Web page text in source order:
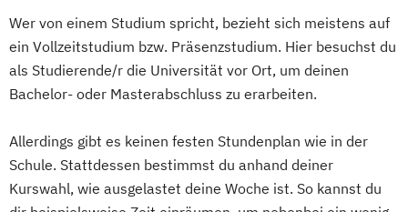
Wer von einem Studium spricht, bezieht sich meistens auf
ein Vollzeitstudium bzw. Präsenzstudium. Hier besuchst du
als Studierende/r die Universität vor Ort, um deinen
Bachelor- oder Masterabschluss zu erarbeiten.
Allerdings gibt es keinen festen Stundenplan wie in der
Schule. Stattdessen bestimmst du anhand deiner
Kurswahl, wie ausgelastet deine Woche ist. So kannst du